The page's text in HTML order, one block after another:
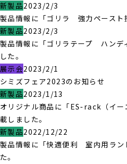
新製品2023/2/3
製品情報に「ゴリラ 強力ペースト
新製品2023/2/3
製品情報に「ゴリラテープ ハンデ
した。
展示会2023/2/1
シミズフェア2023のお知らせ
新製品2023/1/13
オリジナル商品に「ES-rack（イー
載しました。
新製品2022/12/22
製品情報に「快適便利 室内用ラン
た。